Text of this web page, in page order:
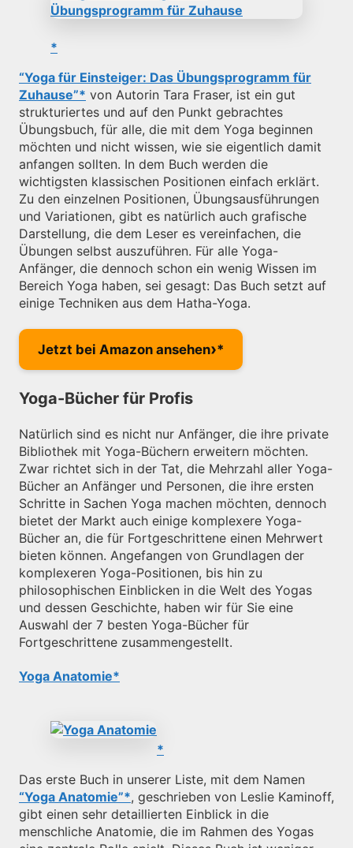
“Yoga für Einsteiger: Das Übungsprogramm für
Zuhause”
von Autorin Tara Fraser, ist ein gut
strukturiertes und auf den Punkt gebrachtes
Übungsbuch, für alle, die mit dem Yoga beginnen
möchten und nicht wissen, wie sie eigentlich damit
anfangen sollten. In dem Buch werden die
wichtigsten klassischen Positionen einfach erklärt.
Zu den einzelnen Positionen, Übungsausführungen
und Variationen, gibt es natürlich auch grafische
Darstellung, die dem Leser es vereinfachen, die
Übungen selbst auszuführen. Für alle Yoga-
Anfänger, die dennoch schon ein wenig Wissen im
Bereich Yoga haben, sei gesagt: Das Buch setzt auf
einige Techniken aus dem Hatha-Yoga.
Jetzt bei Amazon ansehen›
Yoga-Bücher für Profis
Natürlich sind es nicht nur Anfänger, die ihre private
Bibliothek mit Yoga-Büchern erweitern möchten.
Zwar richtet sich in der Tat, die Mehrzahl aller Yoga-
Bücher an Anfänger und Personen, die ihre ersten
Schritte in Sachen Yoga machen möchten, dennoch
bietet der Markt auch einige komplexere Yoga-
Bücher an, die für Fortgeschrittene einen Mehrwert
bieten können. Angefangen von Grundlagen der
komplexeren Yoga-Positionen, bis hin zu
philosophischen Einblicken in die Welt des Yogas
und dessen Geschichte, haben wir für Sie eine
Auswahl der 7 besten Yoga-Bücher für
Fortgeschrittene zusammengestellt.
Yoga Anatomie
Das erste Buch in unserer Liste, mit dem Namen
“Yoga Anatomie” , geschrieben von Leslie Kaminoff,
gibt einen sehr detaillierten Einblick in die
menschliche Anatomie, die im Rahmen des Yogas